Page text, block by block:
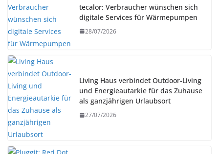
tecalor: Verbraucher wünschen sich
digitale Services für Wärmepumpen
28/07/2026
Living Haus verbindet Outdoor-Living
und Energieautarkie für das Zuhause
als ganzjährigen Urlaubsort
27/07/2026